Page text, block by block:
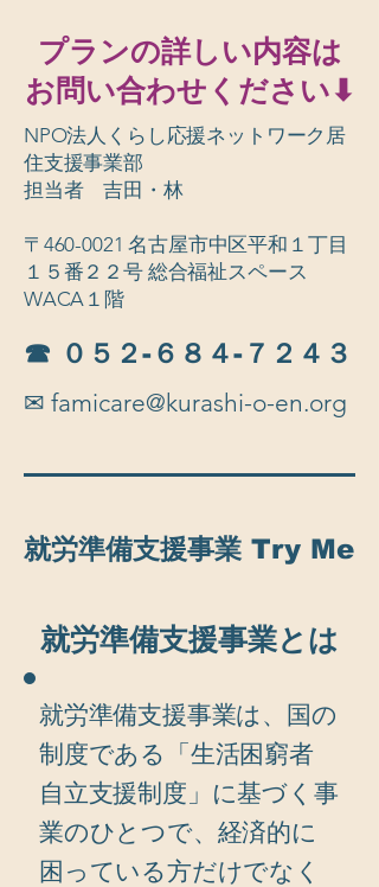
プランの詳しい内容は
​お問い合わせください⬇︎
NPO法人くらし応援ネットワーク居
住支援事業部
担当者 吉田・林
​〒460-0021 名古屋市中区平和１丁目
１５番２２号 総合福祉スペース
WACA１階
☎︎ ０５２-６８４-７２４３
​✉︎ famicare@kurashi-o-en.org
就労準備支援事業 Try Me
就労準備支援事業とは
就労準備支援事業は、国の
制度である「生活困窮者
自立支援制度」に基づく事
業のひとつで、経済的に
困っている方だけでなく